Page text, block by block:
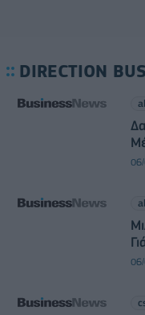
DIRECTION